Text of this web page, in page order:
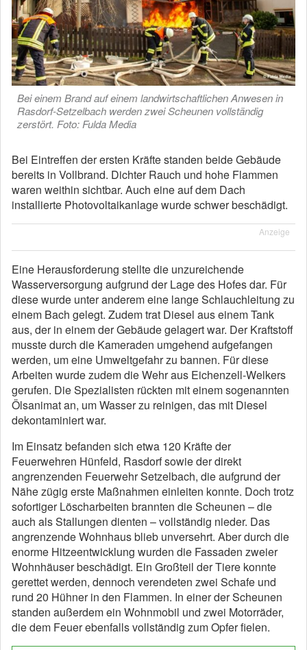
Bei einem Brand auf einem landwirtschaftlichen Anwesen in
Rasdorf-Setzelbach werden zwei Scheunen vollständig
zerstört. Foto: Fulda Media
Bei Eintreffen der ersten Kräfte standen beide Gebäude
bereits in Vollbrand. Dichter Rauch und hohe Flammen
waren weithin sichtbar. Auch eine auf dem Dach
installierte Photovoltaikanlage wurde schwer beschädigt.
Anzeige
Eine Herausforderung stellte die unzureichende
Wasserversorgung aufgrund der Lage des Hofes dar. Für
diese wurde unter anderem eine lange Schlauchleitung zu
einem Bach gelegt. Zudem trat Diesel aus einem Tank
aus, der in einem der Gebäude gelagert war. Der Kraftstoff
musste durch die Kameraden umgehend aufgefangen
werden, um eine Umweltgefahr zu bannen. Für diese
Arbeiten wurde zudem die Wehr aus Eichenzell-Welkers
gerufen. Die Spezialisten rückten mit einem sogenannten
Ölsanimat an, um Wasser zu reinigen, das mit Diesel
dekontaminiert war.
Im Einsatz befanden sich etwa 120 Kräfte der
Feuerwehren Hünfeld, Rasdorf sowie der direkt
angrenzenden Feuerwehr Setzelbach, die aufgrund der
Nähe zügig erste Maßnahmen einleiten konnte. Doch trotz
sofortiger Löscharbeiten brannten die Scheunen – die
auch als Stallungen dienten – vollständig nieder. Das
angrenzende Wohnhaus blieb unversehrt. Aber durch die
enorme Hitzeentwicklung wurden die Fassaden zweier
Wohnhäuser beschädigt. Ein Großteil der Tiere konnte
gerettet werden, dennoch verendeten zwei Schafe und
rund 20 Hühner in den Flammen. In einer der Scheunen
standen außerdem ein Wohnmobil und zwei Motorräder,
die dem Feuer ebenfalls vollständig zum Opfer fielen.